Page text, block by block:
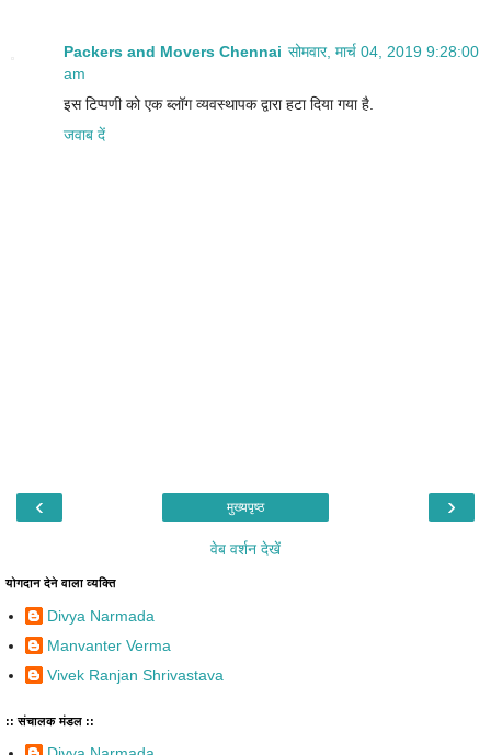
Packers and Movers Chennai सोमवार, मार्च 04, 2019 9:28:00
am
इस टिप्पणी को एक ब्लॉग व्यवस्थापक द्वारा हटा दिया गया है.
जवाब दें
‹ ›
मुख्यपृष्ठ
वेब वर्शन देखें
योगदान देने वाला व्यक्ति
Divya Narmada
Manvanter Verma
Vivek Ranjan Shrivastava
:: संचालक मंडल ::